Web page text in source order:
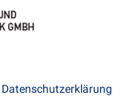
Datenschutzerklärung